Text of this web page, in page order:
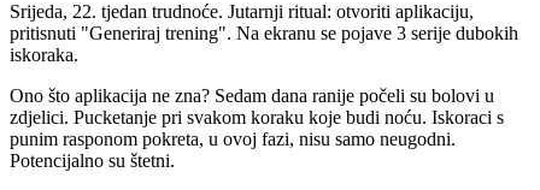
Srijeda, 22. tjedan trudnoće. Jutarnji ritual: otvoriti aplikaciju,
pritisnuti "Generiraj trening". Na ekranu se pojave 3 serije dubokih
iskoraka.
Ono što aplikacija ne zna? Sedam dana ranije počeli su bolovi u
zdjelici. Pucketanje pri svakom koraku koje budi noću. Iskoraci s
punim rasponom pokreta, u ovoj fazi, nisu samo neugodni.
Potencijalno su štetni.